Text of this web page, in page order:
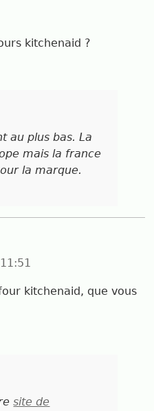
kitchenaid ?
au plus bas. La
mais la france
la marque.
kitchenaid, que vous
site de